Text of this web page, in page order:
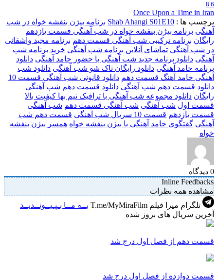
8.6
Once Upon a Time in Iran
برچسب ها : Shab Ahangi S01E10 برنامه بیژن بنفشه خواه در شب
آهنگی برنامه بیژن بنفشه خواه در شب آهنگی قسمت یازدهم
رایگان برنامه ترکیبی شب آهنگی قسمت دهم برنامه مجید واشقانی
در شب آهنگی تماشای آنلاین برنامه شب آهنگی خرید برنامه شب
آهنگی دانلود برنامه جدید شب آهنگی با حضور حامد آهنگی دانلود
برنامه حامد آهنگی دانلود رایگان تاک شو شب آهنگی دانلود شب
آهنگی حامد آهنگ قسمت دهم دانلود قانونی شب آهنگی قسمت 10
دانلود قسمت دهم شب آهنگی دانلود قسمت دهم شب آهنگی
رایگان دانلود مجموعه شب آهنگی با ترافیک نیم بها کیفیت بالا
قسمت اول شب آهنگی شب آهنگی قسمت دهم شب آهنگی
قسمت یازدهم قسمت 10 سریال شب آهنگی
قسمت دهم شب
آهنگی گفتگوی حامد آهنگی با بیژن بنفشه خواه همسر بیژن بنفشه
خواه
0 دیدگاه
Inline Feedbacks
مشاهده همه نظرات
تلگرام میرا فیلم T.me/MyMiraFilm بــه مــا بـپـیــونــدیــد
آخرین سریال های بروز شده
قسمت دهم از فصل اول درج شد
قسمت دوازده از فصل اول درج شد